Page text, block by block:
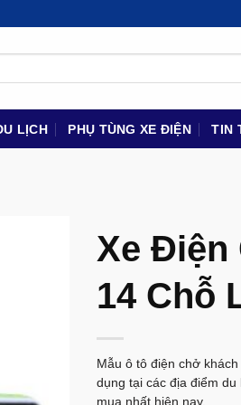
LỊCH PHỤ TÙNG XE ĐIỆN TIN
Xe Điện
14 Chỗ
Mẫu ô tô điện chở
dụng tại các địa điểm
mua nhất hiện nay.